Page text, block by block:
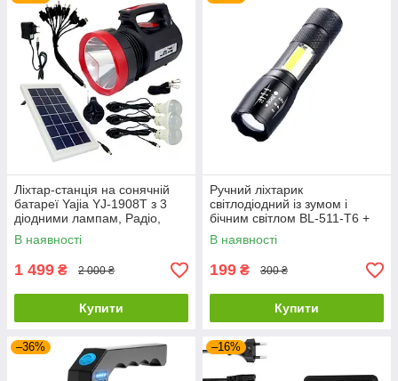
Ліхтар-станція на сонячній
батареї Yajia YJ-1908T з 3
діодними лампам, Радіо,
MP3, Bluetooth та Power Bank
В наявності
1 499 ₴ 2 000 ₴
Купити
Ручний ліхтарик
світлодіодний із зумом і
бічним світлом BL-511-T6 +
COB
В наявності
199 ₴ 300 ₴
Купити
–36% –16%